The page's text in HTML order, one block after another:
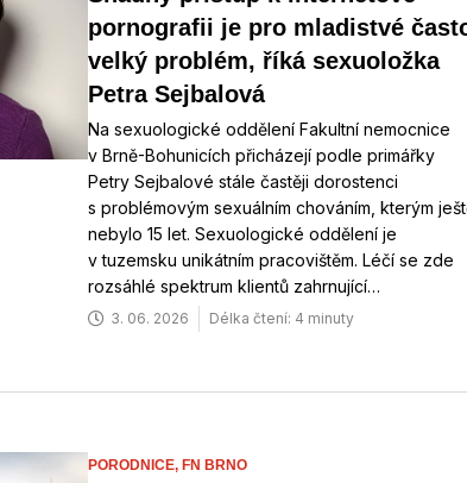
pornografii je pro mladistvé
velký problém, říká sexuoložka
Petra Sejbalová
Na sexuologické oddělení Fakultní nemocnice
v Brně-Bohunicích přicházejí podle primářky
Petry Sejbalové stále častěji dorostenci
s problémovým sexuálním chováním, kterým
nebylo 15 let. Sexuologické oddělení je
v tuzemsku unikátním pracovištěm. Léčí se zde
rozsáhlé spektrum klientů zahrnující…
3. 06. 2026 Délka čtení: 4 minuty
PORODNICE, FN BRNO